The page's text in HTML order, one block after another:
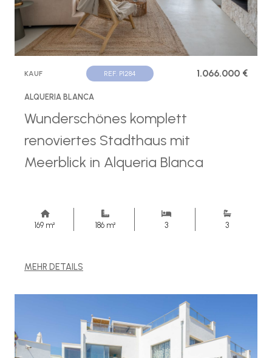
KAUF REF. P1284 1.066.000 €
ALQUERIA BLANCA
Wunderschönes komplett
renoviertes Stadthaus mit
Meerblick in Alqueria Blanca
169 m² 186 m² 3 3
MEHR DETAILS